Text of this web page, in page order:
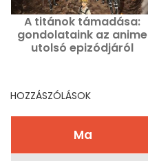
A titánok támadása:
gondolataink az anime
utolsó epizódjáról
HOZZÁSZÓLÁSOK
Ma